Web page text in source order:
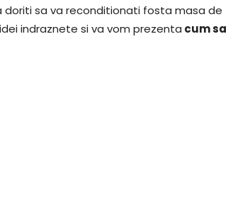
doriti sa va reconditionati fosta masa de
indraznete si va vom prezenta cum sa